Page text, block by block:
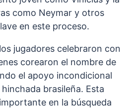
como Neymar y otros
en este proceso.
jugadores celebraron con
corearon el nombre de
el apoyo incondicional
brasileña. Esta
en la búsqueda